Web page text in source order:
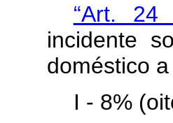
“Art. 24
incidente
doméstico
I - 8%